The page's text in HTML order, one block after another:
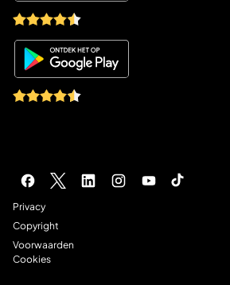
Socials
Juridische
Privacy
Copyright
Voorwaarden
Cookies